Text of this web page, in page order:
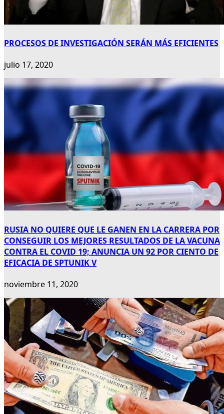
PROCESOS DE INVESTIGACIÓN SERÁN MÁS EFICIENTES
julio 17, 2020
RUSIA NO QUIERE QUE LE GANEN EN LA CARRERA POR
CONSEGUIR LOS MEJORES RESULTADOS DE LA VACUNA
CONTRA EL COVID 19; ANUNCIA UN 92 POR CIENTO DE
EFICACIA DE SPTUNIK V
noviembre 11, 2020